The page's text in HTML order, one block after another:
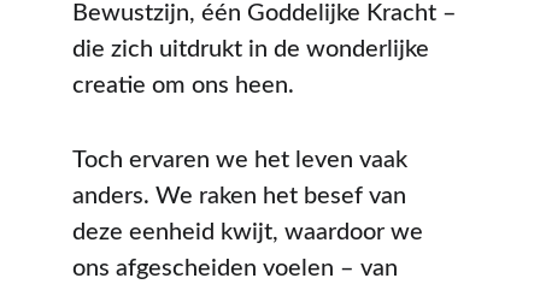
Bewustzijn, één Goddelijke Kracht –
die zich uitdrukt in de wonderlijke
creatie om ons heen.
Toch ervaren we het leven vaak
anders. We raken het besef van
deze eenheid kwijt, waardoor we
ons afgescheiden voelen – van